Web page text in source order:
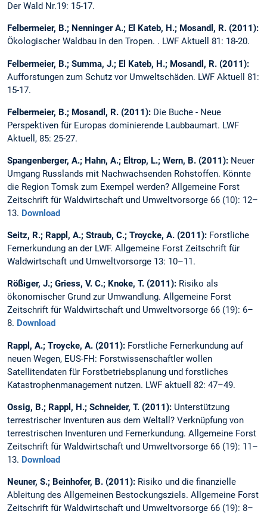
Der Wald Nr.19: 15-17.
Felbermeier, B.; Nenninger A.; El Kateb, H.; Mosandl, R. (2011):
Ökologischer Waldbau in den Tropen. . LWF Aktuell 81: 18-20.
Felbermeier, B.; Summa, J.; El Kateb, H.; Mosandl, R. (2011):
Aufforstungen zum Schutz vor Umweltschäden. LWF Aktuell 81:
15-17.
Felbermeier, B.; Mosandl, R. (2011): Die Buche - Neue
Perspektiven für Europas dominierende Laubbaumart. LWF
Aktuell, 85: 25-27.
Spangenberger, A.; Hahn, A.; Eltrop, L.; Wern, B. (2011): Neuer
Umgang Russlands mit Nachwachsenden Rohstoffen. Könnte
die Region Tomsk zum Exempel werden? Allgemeine Forst
Zeitschrift für Waldwirtschaft und Umweltvorsorge 66 (10): 12–
13. Download
Seitz, R.; Rappl, A.; Straub, C.; Troycke, A. (2011): Forstliche
Fernerkundung an der LWF. Allgemeine Forst Zeitschrift für
Waldwirtschaft und Umweltvorsorge 13: 10–11.
Rößiger, J.; Griess, V. C.; Knoke, T. (2011): Risiko als
ökonomischer Grund zur Umwandlung. Allgemeine Forst
Zeitschrift für Waldwirtschaft und Umweltvorsorge 66 (19): 6–
8. Download
Rappl, A.; Troycke, A. (2011): Forstliche Fernerkundung auf
neuen Wegen, EUS-FH: Forstwissenschaftler wollen
Satellitendaten für Forstbetriebsplanung und forstliches
Katastrophenmanagement nutzen. LWF aktuell 82: 47–49.
Ossig, B.; Rappl, H.; Schneider, T. (2011): Unterstützung
terrestrischer Inventuren aus dem Weltall? Verknüpfung von
terrestrischen Inventuren und Fernerkundung. Allgemeine Forst
Zeitschrift für Waldwirtschaft und Umweltvorsorge 66 (19): 11–
13. Download
Neuner, S.; Beinhofer, B. (2011): Risiko und die finanzielle
Ableitung des Allgemeinen Bestockungsziels. Allgemeine Forst
Zeitschrift für Waldwirtschaft und Umweltvorsorge 66 (19): 8–